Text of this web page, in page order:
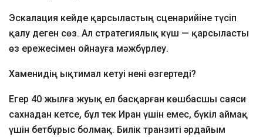
Эскалация кейде қарсыластың сценарийіне түсіп
қалу деген сөз. Ал стратегиялық күш — қарсыласты
өз ережесімен ойнауға мәжбүрлеу.
Хаменидің ықтимал кетуі нені өзгертеді?
Егер 40 жылға жуық ел басқарған көшбасшы саяси
сахнадан кетсе, бұл тек Иран үшін емес, бүкіл аймақ
үшін бетбұрыс болмақ. Билік транзиті әрдайым